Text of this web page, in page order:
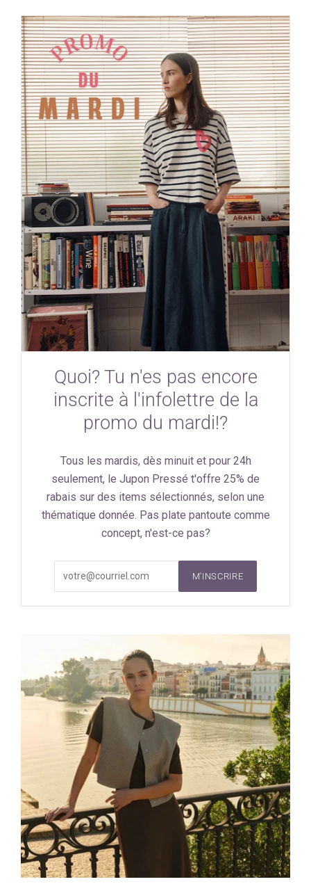
minimaliste!
Quoi? Tu n'es pas encore
inscrite à l'infolettre de la
promo du mardi!?
Tous les mardis, dès minuit et pour 24h
seulement, le Jupon Pressé t'offre 25% de
rabais sur des items sélectionnés, selon une
thématique donnée. Pas plate pantoute comme
concept, n'est-ce pas?
M'INSCRIRE